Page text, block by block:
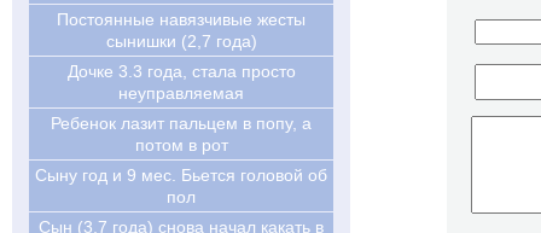
Постоянные навязчивые жесты
сынишки (2,7 года)
Дочке 3.3 года, стала просто
неуправляемая
Ребенок лазит пальцем в попу, а
потом в рот
Сыну год и 9 мес. Бьется головой об
пол
Сын (3,7 года) снова начал какать в